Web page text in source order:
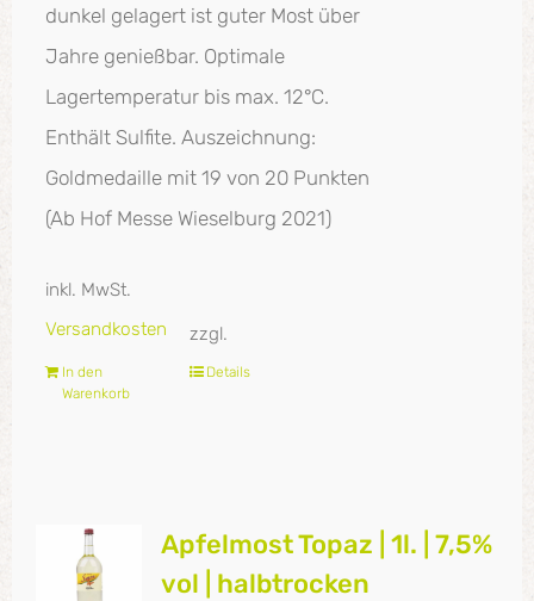
dunkel gelagert ist guter Most über
Jahre genießbar. Optimale
Lagertemperatur bis max. 12°C.
Enthält Sulfite. Auszeichnung:
Goldmedaille mit 19 von 20 Punkten
(Ab Hof Messe Wieselburg 2021)
inkl. MwSt.
zzgl.
Versandkosten
In den
Warenkorb
Details
Apfelmost Topaz | 1l. | 7,5%
vol | halbtrocken